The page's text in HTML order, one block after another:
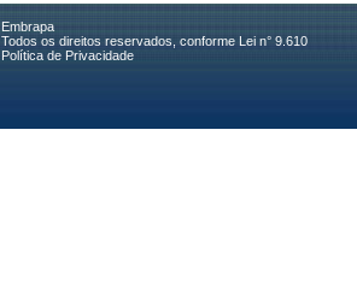
Embrapa
Todos os direitos reservados, conforme Lei n° 9.610
Política de Privacidade